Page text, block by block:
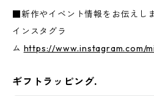
■新作やイベント情報をお伝えしま
インスタグラ
ム https://www.instagram.com/
ギフトラッピング.